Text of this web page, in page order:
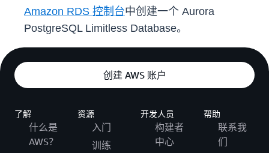
Amazon RDS 控制台中创建一个 Aurora
PostgreSQL Limitless Database。
创建 AWS 账户
了解
什么是
AWS？
资源
入门
训练
开发人员
构建者
中心
帮助
联系我
们